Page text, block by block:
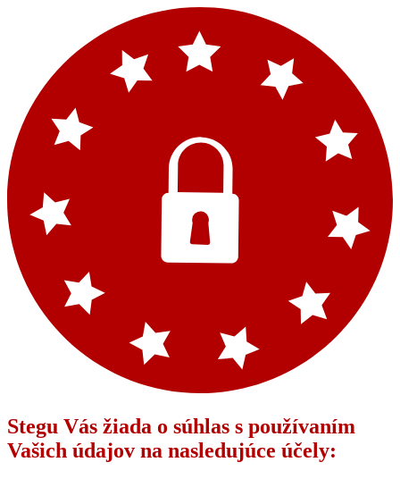
Stegu Vás žiada o súhlas s používaním
Vašich údajov na nasledujúce účely: